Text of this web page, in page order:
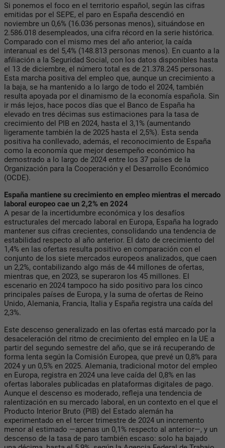
Si ponemos el foco en el territorio español, según las cifras
emitidas por el SEPE, el paro en España descendió en
noviembre un 0,6% (16.036 personas menos), situándose en
2.586.018 desempleados, una cifra récord en la serie histórica.
Comparado con el mismo mes del año anterior, la caída
interanual es del 5,4% (148.813 personas menos). En cuanto a la
afiliación a la Seguridad Social, con los datos disponibles hasta
el 13 de diciembre, el número total es de 21.378.245 personas.
Esta marcha positiva del empleo que, aunque un crecimiento a
la baja, se ha mantenido a lo largo de todo el 2024, también
resulta apoyada por el dinamismo de la economía española. Sin
ir más lejos, hace pocos días que el Banco de España ha
elevado en tres décimas sus estimaciones para la tasa de
crecimiento del PIB en 2024, hasta el 3,1% (aumentando
ligeramente también la de 2025 hasta el 2,5%). Esta senda
positiva ha conllevado, además, el reconocimiento de España
como la economía que mejor desempeño económico ha
demostrado a lo largo de 2024 entre los 37 países de la
Organización para la Cooperación y el Desarrollo Económico
(OCDE).
España mantiene su crecimiento en empleo mientras el mercado
laboral europeo cae un 2,2% en 2024
A pesar de la incertidumbre económica y los desafíos
estructurales del mercado laboral en Europa, España ha logrado
mantener sus cifras crecientes, consolidando una tendencia de
estabilidad respecto al año anterior. El dato de crecimiento del
1,4% en las ofertas resulta positivo en comparación con el
conjunto de los siete mercados europeos analizados, que caen
un 2,2%, contabilizando algo más de 44 millones de ofertas,
mientras que, en 2023, se superaron los 45 millones. El
escenario en 2024 tampoco ha sido positivo para los cinco
principales países de Europa, y la suma de ofertas de Reino
Unido, Alemania, Francia, Italia y España registra una caída del
2,3%.
Este descenso generalizado en las ofertas está marcado por la
desaceleración del ritmo de crecimiento del empleo en la UE a
partir del segundo semestre del año, que se irá recuperando de
forma lenta según la Comisión Europea, que prevé un 0,8% para
2024 y un 0,5% en 2025. Alemania, tradicional motor del empleo
en Europa, registra en 2024 una leve caída del 0,8% en las
ofertas laborales publicadas en plataformas digitales de pago.
Aunque el descenso es moderado, refleja una tendencia de
ralentización en su mercado laboral, en un contexto en el que el
Producto Interior Bruto (PIB) del Estado alemán ha
experimentado en el tercer trimestre de 2024 un incremento
menor al estimado —apenas un 0,1% respecto al anterior—, y un
descenso de la tasa de paro también escaso: solo ha bajado